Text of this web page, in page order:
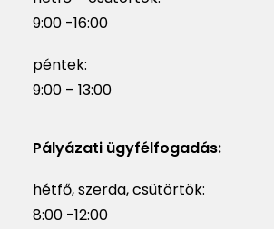
9:00 -16:00
péntek:
9:00 – 13:00
Pályázati ügyfélfogadás:
hétfő, szerda, csütörtök:
8:00 -12:00